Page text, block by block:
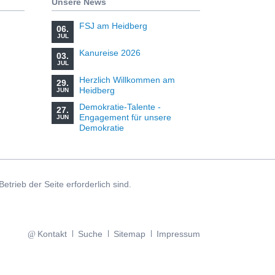
06.
JUL
FSJ am Heidberg
03.
JUL
Kanureise 2026
29.
JUN
Herzlich Willkommen am
Heidberg
27.
JUN
Demokratie-Talente -
Engagement für unsere
Demokratie
der Seite erforderlich sind.
Navigation
Kontakt Suche Sitemap Impressum